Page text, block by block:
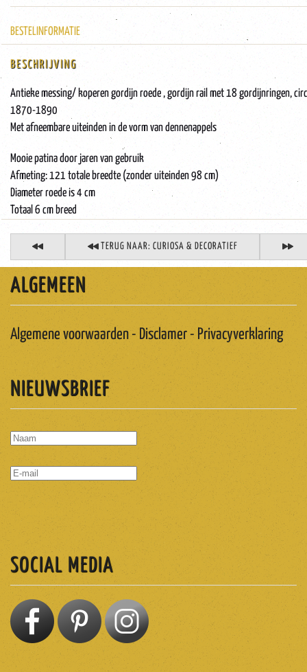
BESTELINFORMATIE
BESCHRIJVING
Antieke messing/ koperen gordijn roede , gordijn rail met 18 gordijnringen,
1870-1890
Met afneembare uiteinden in de vorm van dennenappels
Mooie patina door jaren van gebruik
Afmeting: 121 totale breedte (zonder uiteinden 98 cm)
Diameter roede is 4 cm
Totaal 6 cm breed
TERUG NAAR: CURIOSA & DECORATIEF
ALGEMEEN
Algemene voorwaarden - Disclamer - Privacyverklaring
NIEUWSBRIEF
SOCIAL MEDIA